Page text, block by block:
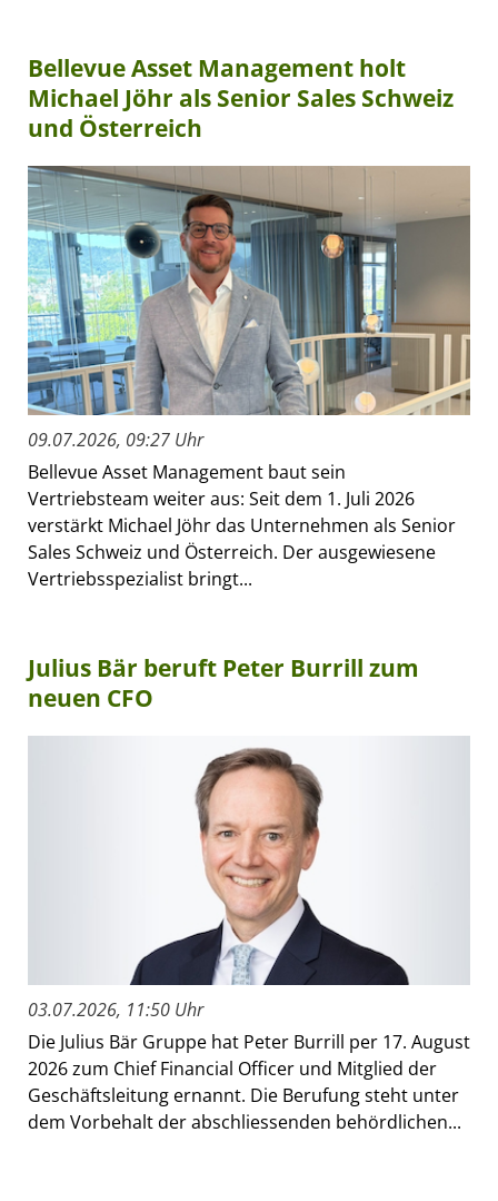
Bellevue Asset Management holt
Michael Jöhr als Senior Sales Schweiz
und Österreich
09.07.2026, 09:27 Uhr
Bellevue Asset Management baut sein
Vertriebsteam weiter aus: Seit dem 1. Juli 2026
verstärkt Michael Jöhr das Unternehmen als Senior
Sales Schweiz und Österreich. Der ausgewiesene
Vertriebsspezialist bringt...
Julius Bär beruft Peter Burrill zum
neuen CFO
03.07.2026, 11:50 Uhr
Die Julius Bär Gruppe hat Peter Burrill per 17. August
2026 zum Chief Financial Officer und Mitglied der
Geschäftsleitung ernannt. Die Berufung steht unter
dem Vorbehalt der abschliessenden behördlichen...